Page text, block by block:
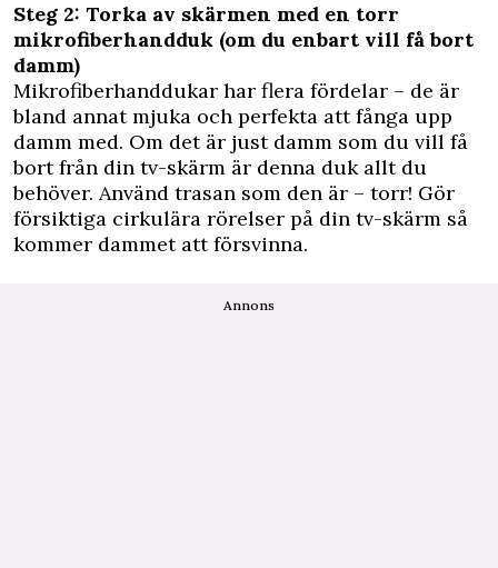
Steg 2: Torka av skärmen med en torr
mikrofiberhandduk (om du enbart vill få bort
damm)
Mikrofiberhanddukar har flera fördelar – de är
bland annat mjuka och perfekta att fånga upp
damm med. Om det är just damm som du vill få
bort från din tv-skärm är denna duk allt du
behöver. Använd trasan som den är – torr! Gör
försiktiga cirkulära rörelser på din tv-skärm så
kommer dammet att försvinna.
Annons